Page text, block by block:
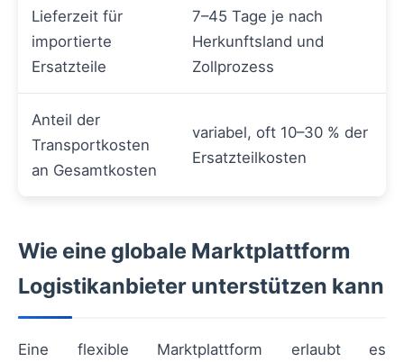
Lieferzeit für
importierte
Ersatzteile
7–45 Tage je nach
Herkunftsland und
Zollprozess
Anteil der
Transportkosten
an Gesamtkosten
variabel, oft 10–30 % der
Ersatzteilkosten
Wie eine globale Marktplattform
Logistikanbieter unterstützen kann
Eine flexible Marktplattform erlaubt es